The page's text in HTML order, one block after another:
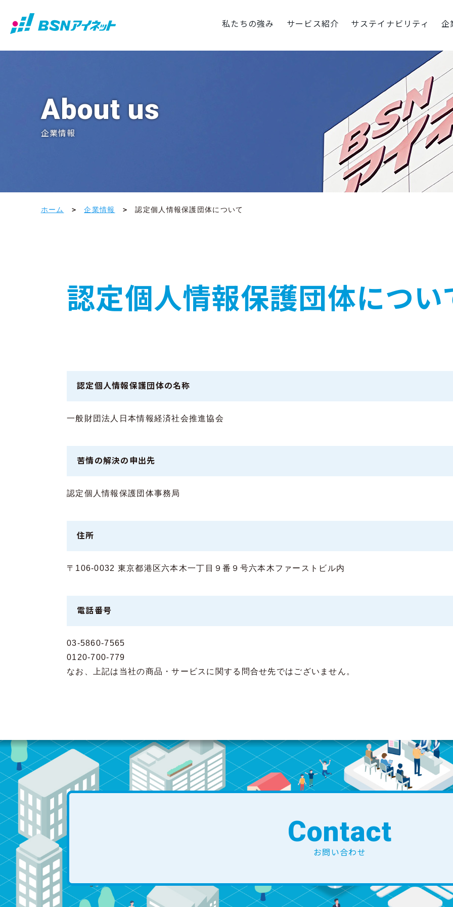
私たちの強み サービス紹介 サステイナビリティ 企
About us
企業情報
ホーム 企業情報 認定個人情報保護団体について
認定個人情報保護団体につい
認定個人情報保護団体の名称
一般財団法人日本情報経済社会推進協会
苦情の解決の申出先
認定個人情報保護団体事務局
住所
〒106-0032 東京都港区六本木一丁目９番９号六本木ファーストビル内
電話番号
03-5860-7565
0120-700-779
なお、上記は当社の商品・サービスに関する問合せ先ではございません。
Contact
お問い合わせ